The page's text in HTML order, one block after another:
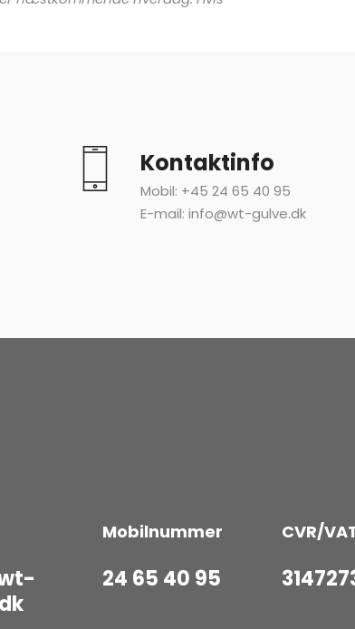
Kontaktinfo
Mobil: +45 24 65 40 95
E-mail: info@wt-gulve.dk
Mobilnummer
24 65 40 95
CVR/